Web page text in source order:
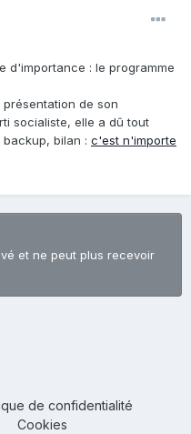
d'importance : le programme
de son
socialiste, elle a dû tout
bilan : c'est n'importe
et ne peut plus recevoir
de confidentialité
Cookies